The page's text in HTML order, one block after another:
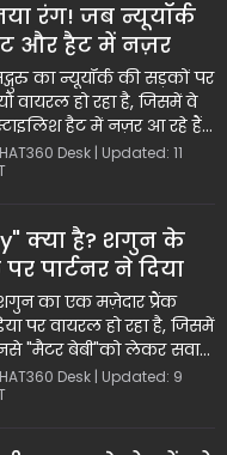
रंग! जब न्यूयॉर्क
और हैट में नज़र
बोले "क्या ये
का न्यूयॉर्क की सड़कों पर
वायरल हो रहा है, जिसमें वे
हैट में नज़र आ रहे हैं।
ने फैंस को हैरान कर
लोग उन्हें पहचानकर उनके
करता है कि बुद्धिमत्ता
साथ होना कितना
है।
Desk | Updated: 11
क्या है? शगुन के
पार्टनर ने दिया
वायरल हो गया
का एक मज़ेदार प्रैंक
पर वायरल हो रहा है, जिसमें
"मैटर बेबी"को लेकर सवाल
और बाद में उनके
"नथिंग बेबी, तुम
की केमिस्ट्री और शगुन का
Desk | Updated: 9